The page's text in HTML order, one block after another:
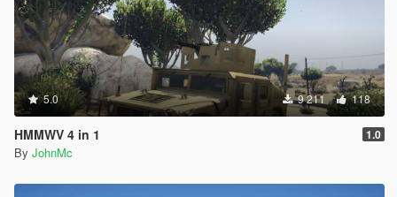
5.0 9 211 118
HMMWV 4 in 1 1.0
By JohnMc